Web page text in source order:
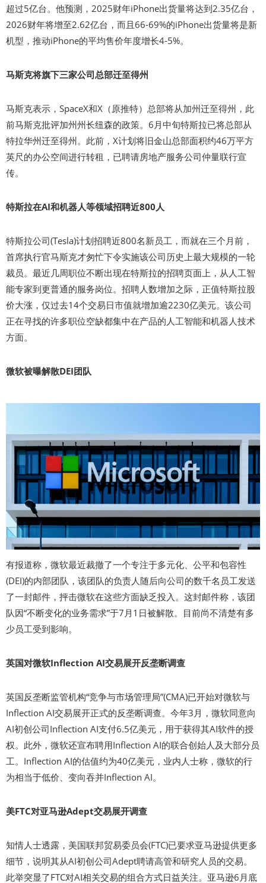
超过5亿台。他预测，2025财年iPhone出货量将达到2.35亿台，
2026财年将增至2.62亿台，而且66-69%的iPhone出货量将是新
机型，推动iPhone的平均售价年度增长4-5%。
马斯克将旗下三家公司总部迁至得州
马斯克表示，SpaceX和X（原推特）总部将从加州迁至得州，此
前马斯克批评加州州长纽森的政策。6月中旬特斯拉已将总部从
特拉华州迁至得州。此前，X计划将旧金山总部面积约46万平方
英尺的办公空间进行转租，已聘请房地产服务公司仲量联行宣
传。
特斯拉在AI和机器人等领域招聘近800人
特斯拉公司(Tesla)计划招聘近800名新员工，而就在三个月前，
首席执行官马斯克才匆忙下令实施该公司历史上最大规模的一轮
裁员。最近几周职位不断出现在特斯拉的招聘页面上，从人工智
能专家到更普通的服务岗位。招聘人数增加之际，正值特斯拉股
价大涨，仅过去14个交易日市值就增加逾2230亿美元。该公司
正在寻找的许多职位空缺都集中在产品的人工智能和机器人技术
方面。
微软被曝解散DEI团队
有报道称，微软最近裁撤了一个专注于多元化、公平和包容性
(DEI)的内部团队，该团队的负责人随后向公司的数千名员工发送
了一封邮件，抨击微软在这些方面缺乏投入。这封邮件称，该团
队因“不断变化的业务需求”于7月1日被解散。目前尚不清楚有多
少员工受到影响。
英国对微软Inflection AI交易展开反垄断调查
英国反垄断监管机构“竞争与市场管理局”(CMA)已开始对微软与
Inflection AI交易展开正式的反垄断调查。今年3月，微软同意向
AI初创公司Inflection AI支付6.5亿美元，用于获得其AI软件的授
权。此外，微软还宣布聘用Inflection AI的联合创始人及大部分员
工。Inflection AI的估值约为40亿美元，业内人士称，微软的行
为相当于低价、变向吞并Inflection AI。
美FTC对亚马逊Adept交易展开调查
知情人士透露，美国联邦贸易委员会(FTC)已要求亚马逊提供更多
细节，说明其从AI初创公司Adept聘请高管和研究人员的交易。
此举突显了FTC对AI相关交易的组合方式日益关注。亚马逊6月底